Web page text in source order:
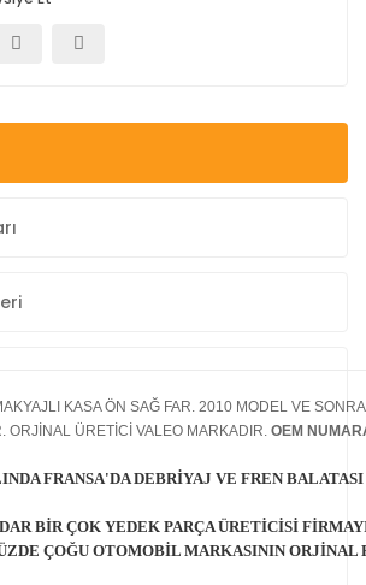
KASA ÖN SAĞ FAR. 2010 MODEL VE
ORJİNAL ÜRETİCİ VALEO MARKADIR. OEM
FRANSA'DA DEBRİYAJ VE FREN
BİR ÇOK YEDEK PARÇA ÜRETİCİSİ
ÇOĞU OTOMOBİL MARKASININ ORJİNAL